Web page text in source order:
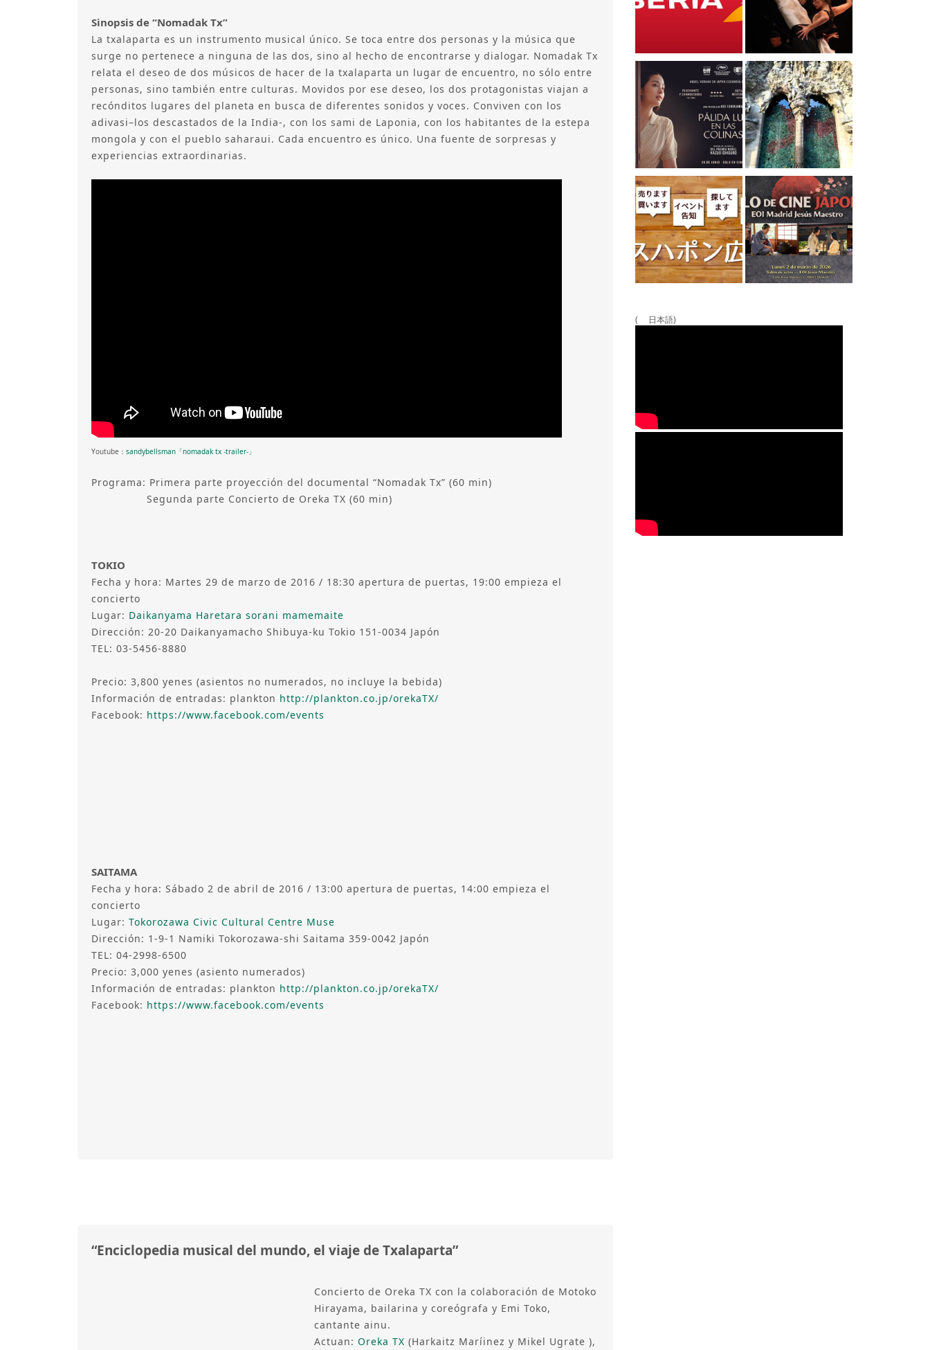
Sinopsis de “Nomadak Tx”
La txalaparta es un instrumento musical único. Se toca entre dos personas y la música que
surge no pertenece a ninguna de las dos, sino al hecho de encontrarse y dialogar. Nomadak Tx
relata el deseo de dos músicos de hacer de la txalaparta un lugar de encuentro, no sólo entre
personas, sino también entre culturas. Movidos por ese deseo, los dos protagonistas viajan a
recónditos lugares del planeta en busca de diferentes sonidos y voces. Conviven con los
adivasi–los descastados de la India-, con los sami de Laponia, con los habitantes de la estepa
mongola y con el pueblo saharaui. Cada encuentro es único. Una fuente de sorpresas y
experiencias extraordinarias.
Youtube： sandybellsman「nomadak tx -trailer-」
Programa: Primera parte proyección del documental “Nomadak Tx” (60 min)
Segunda parte Concierto de Oreka TX (60 min)
TOKIO
Fecha y hora: Martes 29 de marzo de 2016 / 18:30 apertura de puertas, 19:00 empieza el
concierto
Lugar: Daikanyama Haretara sorani mamemaite
Dirección: 20-20 Daikanyamacho Shibuya-ku Tokio 151-0034 Japón
TEL: 03-5456-8880
Precio: 3,800 yenes (asientos no numerados, no incluye la bebida)
Información de entradas: plankton http://plankton.co.jp/orekaTX/
Facebook: https://www.facebook.com/events
SAITAMA
Fecha y hora: Sábado 2 de abril de 2016 / 13:00 apertura de puertas, 14:00 empieza el
concierto
Lugar: Tokorozawa Civic Cultural Centre Muse
Dirección: 1-9-1 Namiki Tokorozawa-shi Saitama 359-0042 Japón
TEL: 04-2998-6500
Precio: 3,000 yenes (asiento numerados)
Información de entradas: plankton http://plankton.co.jp/orekaTX/
Facebook: https://www.facebook.com/events
“Enciclopedia musical del mundo, el viaje de Txalaparta”
Concierto de Oreka TX con la colaboración de Motoko
Hirayama, bailarina y coreógrafa y Emi Toko,
cantante ainu.
Actuan: Oreka TX (Harkaitz Maríinez y Mikel Ugrate ),
( 日本語)